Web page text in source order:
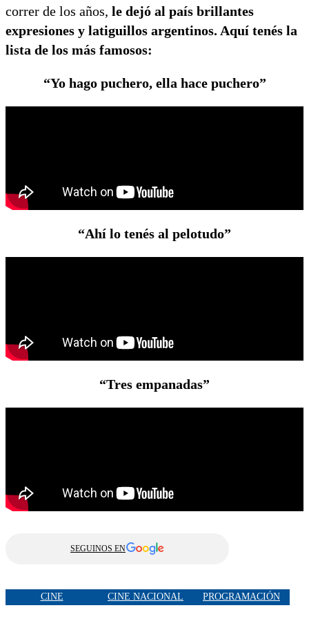
correr de los años, le dejó al país brillantes
expresiones y latiguillos argentinos. Aquí tenés la
lista de los más famosos:
“Yo hago puchero, ella hace puchero”
“Ahí lo tenés al pelotudo”
“Tres empanadas”
SEGUINOS EN
CINE CINE NACIONAL PROGRAMACIÓN